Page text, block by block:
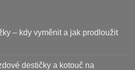
– kdy vyměnit a jak prodloužit
destičky a kotouč na